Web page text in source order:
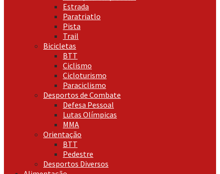
Estrada
Paratriatlo
Pista
Trail
Bicicletas
BTT
Ciclismo
Cicloturismo
Paraciclismo
Desportos de Combate
Defesa Pessoal
Lutas Olímpicas
MMA
Orientação
BTT
Pedestre
Desportos Diversos